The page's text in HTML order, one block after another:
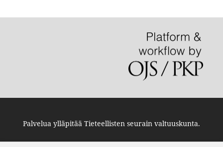
Palvelua ylläpitää Tieteellisten seurain valtuuskunta.